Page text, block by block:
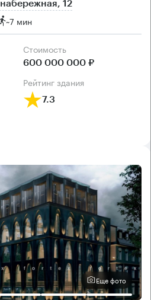
12
~7 мин
Cтоимость
600 000 000 ₽
рейтинг здания
7.3
Еще фото